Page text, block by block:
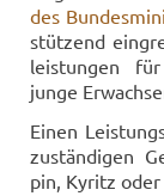
des
stüt­zend
leis­tun­gen
junge
Einen
zu­stän­di­gen
pin, Ky­ritz